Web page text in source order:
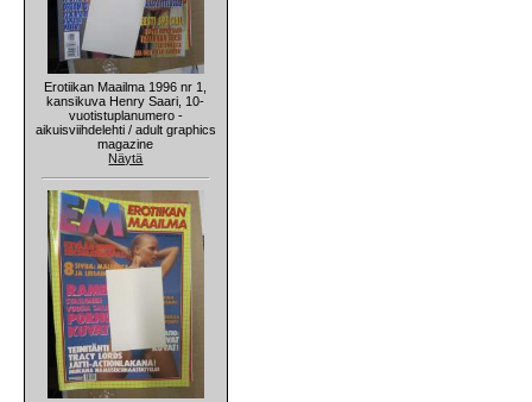
Erotiikan Maailma 1996 nr 1,
kansikuva Henry Saari, 10-
vuotistuplanumero -
aikuisviihdelehti / adult graphics
magazine
Näytä